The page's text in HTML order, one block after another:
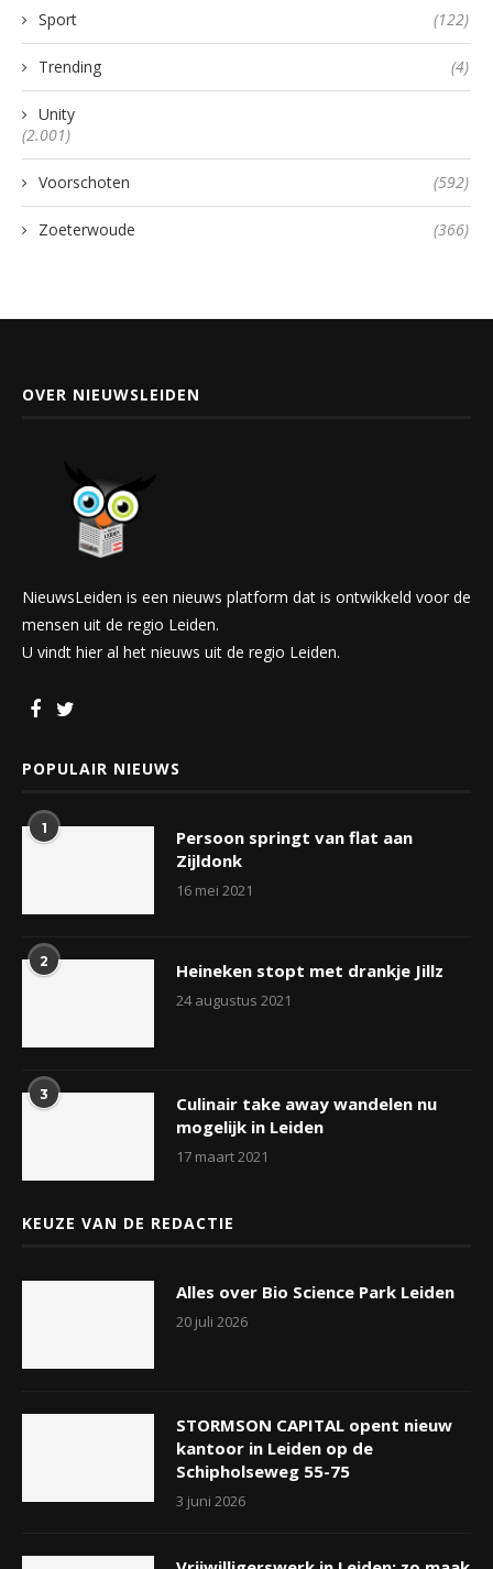
Sport (122)
Trending (4)
Unity
(2.001)
Voorschoten (592)
Zoeterwoude (366)
OVER NIEUWSLEIDEN
NieuwsLeiden is een nieuws platform dat is ontwikkeld voor de
mensen uit de regio Leiden.
U vindt hier al het nieuws uit de regio Leiden.
POPULAIR NIEUWS
1
Persoon springt van flat aan
Zijldonk
16 mei 2021
2 Heineken stopt met drankje Jillz
24 augustus 2021
3
Culinair take away wandelen nu
mogelijk in Leiden
17 maart 2021
KEUZE VAN DE REDACTIE
Alles over Bio Science Park Leiden
20 juli 2026
STORMSON CAPITAL opent nieuw
kantoor in Leiden op de
Schipholseweg 55-75
3 juni 2026